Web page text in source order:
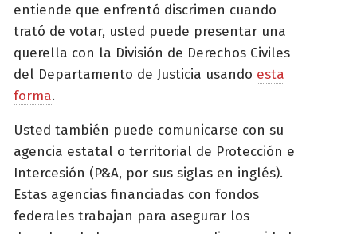
entiende que enfrentó discrimen cuando
trató de votar, usted puede presentar una
querella con la División de Derechos Civiles
del Departamento de Justicia usando esta
forma.
Usted también puede comunicarse con su
agencia estatal o territorial de Protección e
Intercesión (P&A, por sus siglas en inglés).
Estas agencias financiadas con fondos
federales trabajan para asegurar los